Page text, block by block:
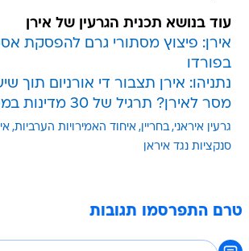
עוד בנושא תכנית הגרעין של אירן
אירן: פיצוץ מסתורי גרם להפסקת
בפורדו
נתניהו: אירן תצבור די אורניום תוך
מסר לאירן? תרגיל של 30 מדינות במפרץ הפרסי
גרעין איראני בחריין איחוד האמירויות הערביות
סנקציות נגד איראן
טרם התפרסמו תגובות